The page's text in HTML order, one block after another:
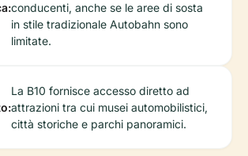
conducenti, anche se le aree di sosta
in stile tradizionale Autobahn sono
limitate.
La B10 fornisce accesso diretto ad
attrazioni tra cui musei automobilistici,
città storiche e parchi panoramici.